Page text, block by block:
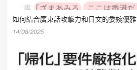
如何結合廣東話攻擊力和日文的委婉優雅
14/08/2025